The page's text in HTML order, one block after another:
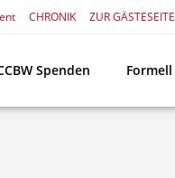
CHRONIK ZUR GÄSTESEITE
Spenden Formell